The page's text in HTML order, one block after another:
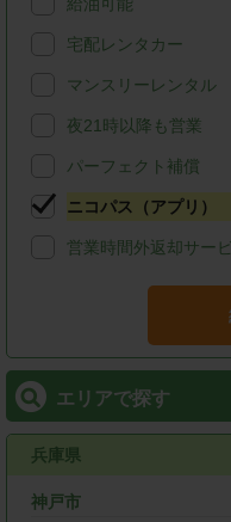
宅配レンタカー
マンスリーレンタル
夜21時以降も営業
パーフェクト補償
ニコパス（アプリ）
営業時間外返却サー
エリアで探す
兵庫県
神戸市